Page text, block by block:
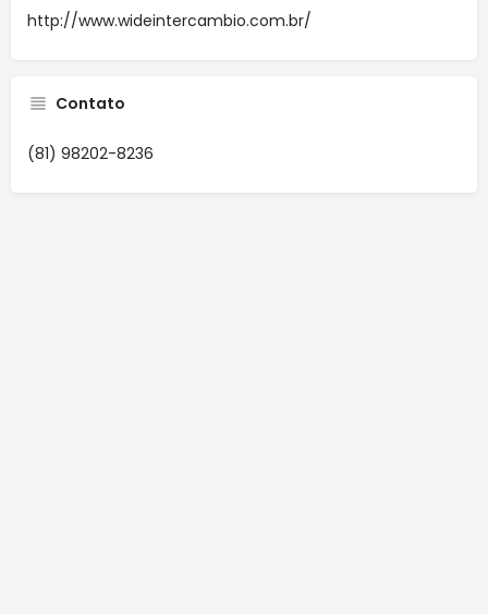
http://www.wideintercambio.com.br/
Contato
(81) 98202-8236